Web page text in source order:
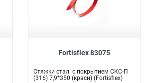
Fortisflex 83075
Стяжки стал. с покрытием СКС-П
(316) 7,9*350 (красн) (Fortisflex)